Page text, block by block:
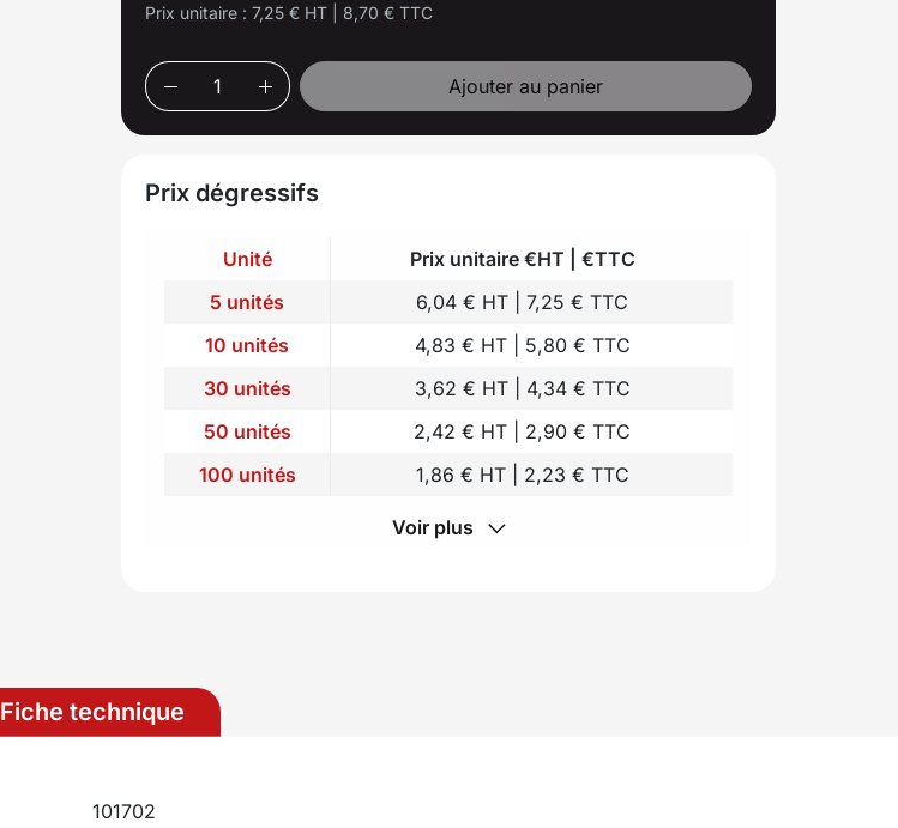
Prix unitaire : 7,25 € HT 8,70 € TTC
Ajouter au panier
Prix dégressifs
Unité
Prix unitaire €HT | €TTC
5 unités
6,04 € HT | 7,25 € TTC
10 unités
4,83 € HT | 5,80 € TTC
30 unités
3,62 € HT | 4,34 € TTC
50 unités
2,42 € HT | 2,90 € TTC
100 unités
1,86 € HT | 2,23 € TTC
Voir plus
Fiche technique
101702